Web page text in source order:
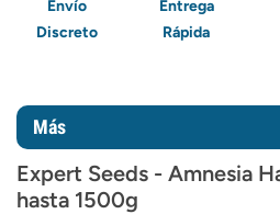
Envío
Discreto
Entrega
Rápida
Más
Expert Seeds - Amnesia
hasta 1500g